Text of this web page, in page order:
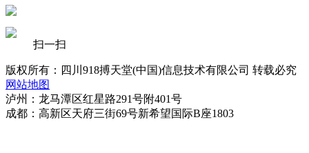
扫一扫
版权所有：四川918搏天堂(中国)信息技术有限公司 转载必究
网站地图
泸州：龙马潭区红星路291号附401号
成都：高新区天府三街69号新希望国际B座1803